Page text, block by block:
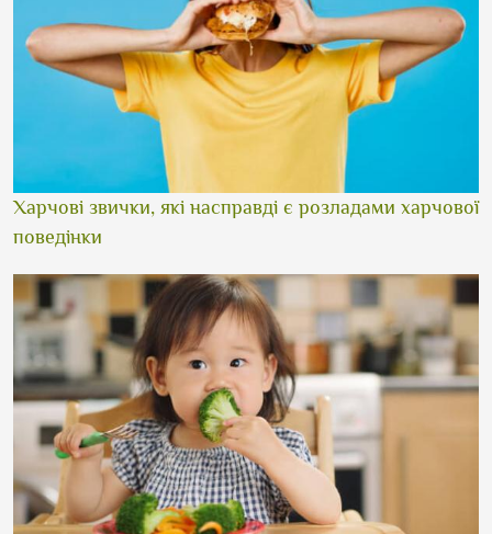
Харчові звички, які насправді є розладами харчової
поведінки